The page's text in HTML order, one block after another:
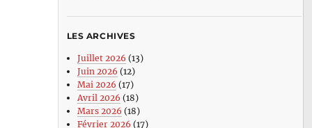
LES ARCHIVES
Juillet 2026 (13)
Juin 2026 (12)
Mai 2026 (17)
Avril 2026 (18)
Mars 2026 (18)
Février 2026 (17)